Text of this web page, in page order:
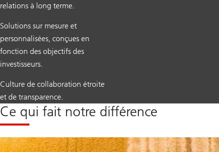
relations à long terme.
Solutions sur mesure et
personnalisées, conçues en
fonction des objectifs des
investisseurs.
Culture de collaboration étroite
et de transparence.
Ce qui fait notre différence